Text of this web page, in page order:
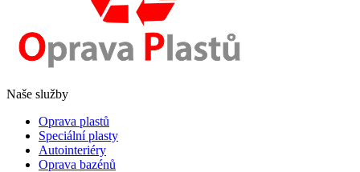
Naše služby
Oprava plastů
Speciální plasty
Autointeriéry
Oprava bazénů